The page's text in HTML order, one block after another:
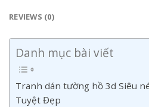
REVIEWS (0)
Danh mục bài viết
Tranh dán tường hồ 3d Siêu
Tuyệt Đẹp